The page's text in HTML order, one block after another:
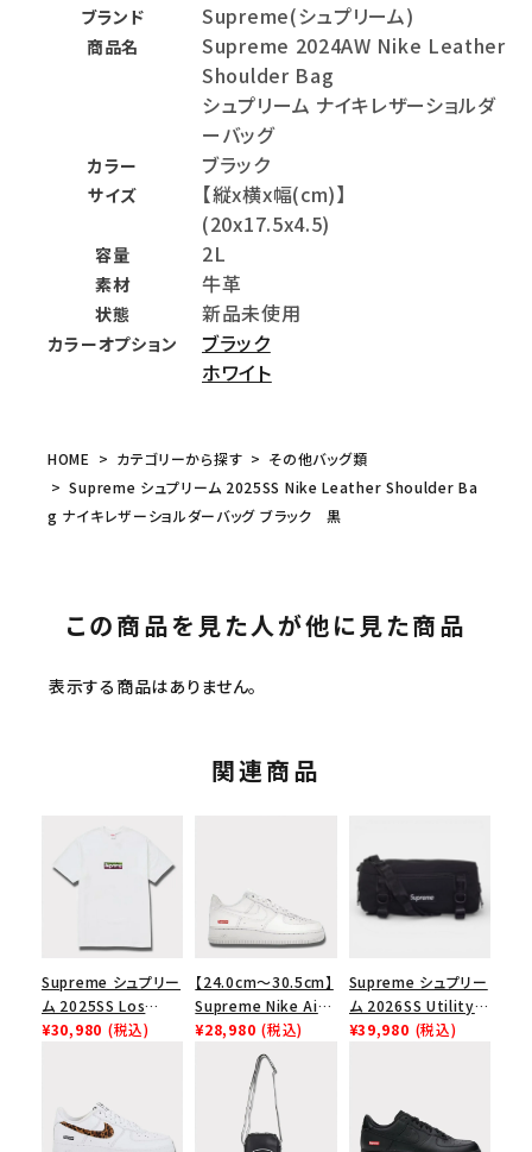
ブランド Supreme(シュプリーム)
商品名
Supreme 2024AW Nike Leather
Shoulder Bag
シュプリーム ナイキレザーショルダ
ーバッグ
カラー ブラック
サイズ
【縦x横x幅(cm)】
(20x17.5x4.5)
容量 2L
素材 牛革
状態 新品未使用
カラーオプション
ブラック
ホワイト
HOME カテゴリーから探す
その他バッグ類
Supreme シュプリーム 2025SS Nike Leather Shoulder Ba
g ナイキレザーショルダーバッグ ブラック 黒
この商品を見た人が他に見た商品
表示する商品はありません。
関連商品
Supreme シュプリー
ム 2025SS Los
Angeles Fire Relief
スロゴTシャツ ホワ
イト 白
¥30,980 (税込)
【24.0cm～30.5cm】
Supreme Nike Air
Force 1 Low シュプ
リーム ナイキエアフォ
ース１スニーカー シ
ューズ ホワイト
¥28,980 (税込)
Supreme シュプリー
ム 2026SS Utility
Bag ユーティリティ
¥39,980 (税込)